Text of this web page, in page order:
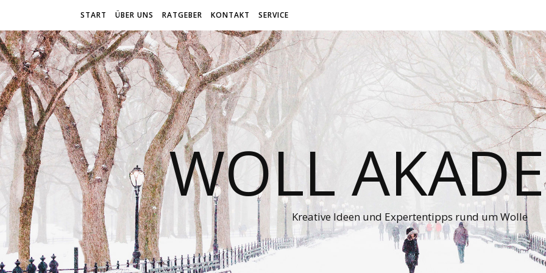
START ÜBER UNS RATGEBER KONTAKT SERVICE
WOLL
Kreative Ideen und Expertentipps rund um Wolle